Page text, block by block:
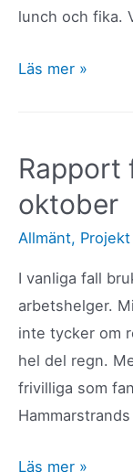
lunch och fika.
Arbetshelg
i
Hammarstrands
rodelbana
Läs mer »
Rapport
oktober
Allmänt,
I vanliga fall
arbetshelger.
inte tycker om
hel del regn.
frivilliga som
Rapport
Läs mer »